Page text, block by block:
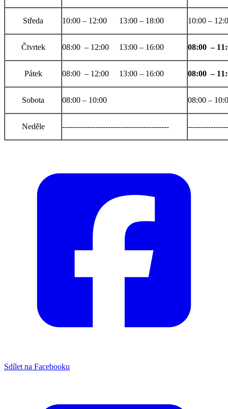
Středa 10:00 – 12:00 13:00 – 18:00 10:00 –
Čtvrtek 08:00 – 12:00 13:00 – 16:00 08:00 –
Pátek 08:00 – 12:00 13:00 – 16:00 08:00 –
Sobota 08:00 – 10:00 08:00 –
Neděle ------------------------------------------
Sdílet na Facebooku